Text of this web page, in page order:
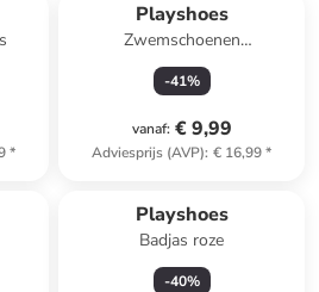
*
Playshoes
Zwemschoenen
donkerblauw/wit
-41%
vanaf: € 9,99
Adviesprijs (AVP): € 16,99*
Playshoes
Badjas roze
-40%